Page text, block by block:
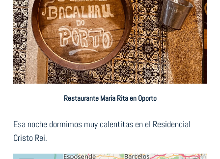
Restaurante Maria Rita en Oporto
Esa noche dormimos muy calentitas en el Residencial
Cristo Rei.